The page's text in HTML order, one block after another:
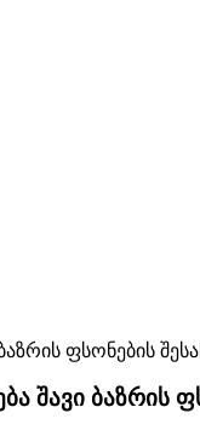
შავი ბაზრის